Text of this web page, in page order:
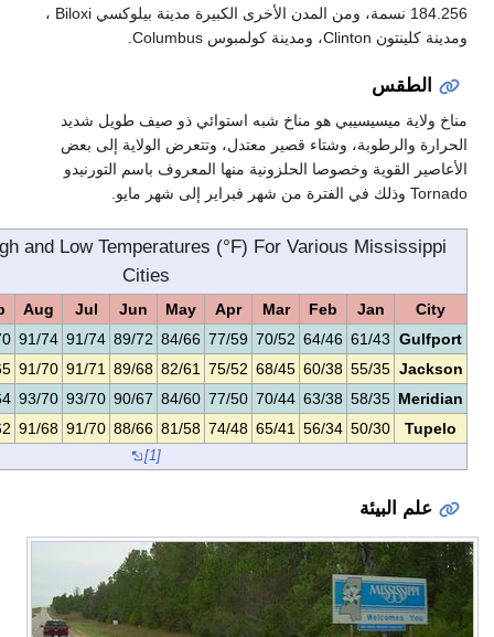
184.256 نسمة، ومن المدن الأخرى الكبيرة مدينة بيلوكسي Biloxi ،
مناخ شبه استوائي ذو صيف طويل شديد
قصير معتدل، وتتعرض الولاية إلى بعض
منها المعروف باسم التورنيدو
Monthly Normal High and Low Temperatures (°F) For
Mar
Apr
May
Jun
Jul
Aug
Sep
Oct
Nov
Dec
70/52
77/59
84/66
89/72
91/74
91/74
87/70
79/60
70/51
63/45
68/45
75/52
82/61
89/68
91/71
91/70
86/65
77/52
66/43
58/37
70/44
77/50
84/60
90/67
93/70
93/70
88/64
78/51
68/43
60/37
65/41
74/48
81/58
88/66
91/70
91/68
85/62
75/49
63/40
54/33